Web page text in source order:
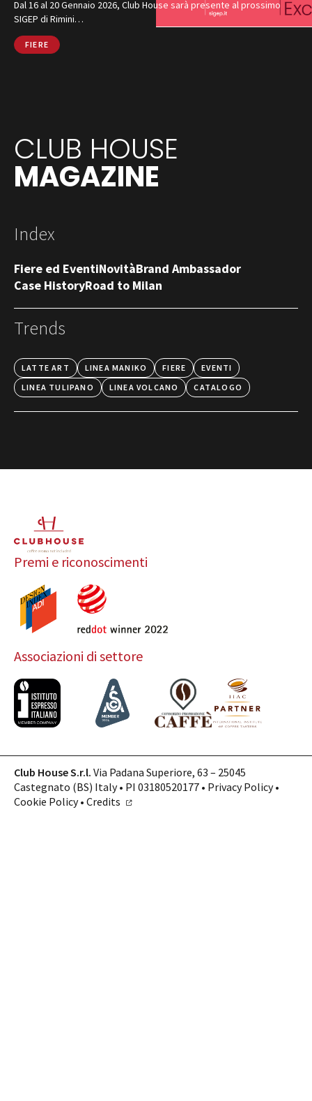
Dal 16 al 20 Gennaio 2026, Club House sarà presente al prossimo
SIGEP di Rimini…
FIERE
CLUB HOUSE
MAGAZINE
Index
Fiere ed EventiNovitàBrand Ambassador
Case HistoryRoad to Milan
Trends
LATTE ART LINEA MANIKO FIERE
EVENTI
LINEA TULIPANO
LINEA VOLCANO CATALOGO
Premi e riconoscimenti
Associazioni di settore
Club House S.r.l. Via Padana Superiore, 63 – 25045
Castegnato (BS) Italy • PI 03180520177 • Privacy Policy•
Cookie Policy• Credits